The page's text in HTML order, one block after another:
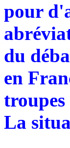
pour
du
en
La